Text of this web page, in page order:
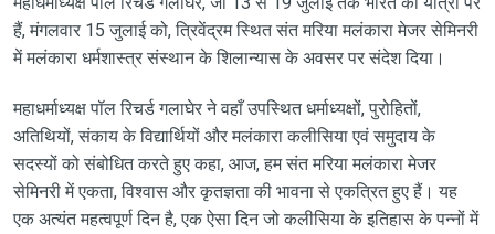
हैं, मंगलवार 15 जुलाई को, त्रिवेंद्रम स्थित संत मरिया मलंकारा मेजर सेमिनरी
में मलंकारा धर्मशास्त्र संस्थान के शिलान्यास के अवसर पर संदेश दिया।
महाधर्माध्यक्ष पॉल रिचर्ड गलाघेर ने वहाँ उपस्थित धर्माध्यक्षों, पुरोहितों,
अतिथियों, संकाय के विद्यार्थियों और मलंकारा कलीसिया एवं समुदाय के
सदस्यों को संबोधित करते हुए कहा, आज, हम संत मरिया मलंकारा मेजर
सेमिनरी में एकता, विश्वास और कृतज्ञता की भावना से एकत्रित हुए हैं। यह
एक अत्यंत महत्वपूर्ण दिन है, एक ऐसा दिन जो कलीसिया के इतिहास के पन्नों में